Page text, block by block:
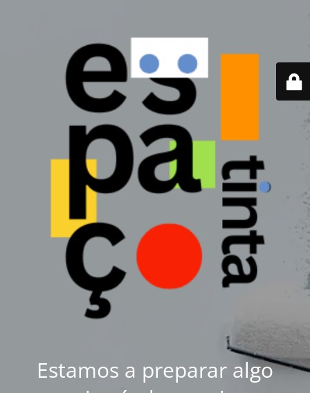
Estamos a preparar algo